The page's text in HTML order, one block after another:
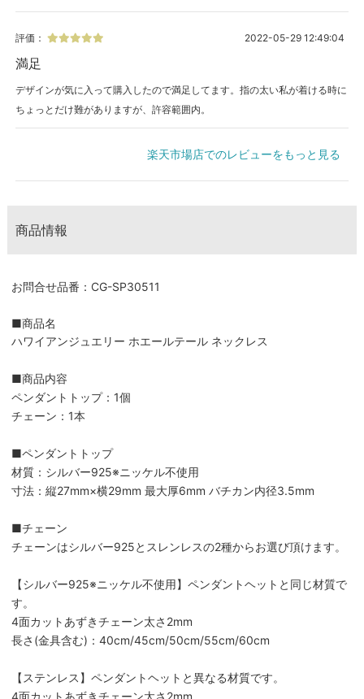
評価： 2022-05-29 12:49:04
満足
デザインが気に入って購入したので満足してます。指の太い私が着ける時に
ちょっとだけ難がありますが、許容範囲内。
楽天市場店でのレビューをもっと見る
商品情報
お問合せ品番：CG-SP30511
■商品名
ハワイアンジュエリー ホエールテール ネックレス
■商品内容
ペンダントトップ：1個
チェーン：1本
■ペンダントトップ
材質：シルバー925※ニッケル不使用
寸法：縦27mm×横29mm 最大厚6mm バチカン内径3.5mm
■チェーン
チェーンはシルバー925とスレンレスの2種からお選び頂けます。
【シルバー925※ニッケル不使用】ペンダントヘットと同じ材質で
す。
4面カットあずきチェーン太さ2mm
長さ(金具含む)：40cm/45cm/50cm/55cm/60cm
【ステンレス】ペンダントヘットと異なる材質です。
4面カットあずきチェーン太さ2mm